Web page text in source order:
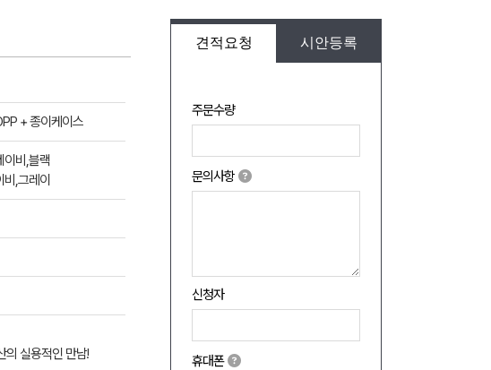
견적요청 시안등록
주문수량
문의사항
신청자
휴대폰
+ 종이케이스
이비,블랙
,그레이
의 실용적인 만남!